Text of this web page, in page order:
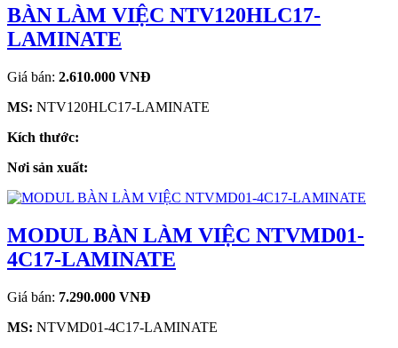
BÀN LÀM VIỆC NTV120HLC17-
LAMINATE
Giá bán: 2.610.000 VNĐ
MS: NTV120HLC17-LAMINATE
Kích thước:
Nơi sản xuất:
MODUL BÀN LÀM VIỆC NTVMD01-
4C17-LAMINATE
Giá bán: 7.290.000 VNĐ
MS: NTVMD01-4C17-LAMINATE